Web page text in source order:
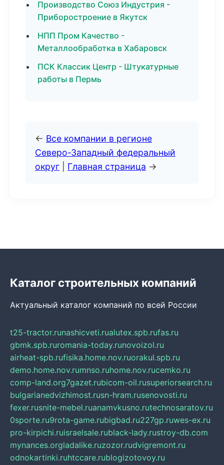
Производство Союз Индустрия -
Приборостроение в Якутск
НПП Пром Качество -
Металлообработка в Хабаровск
ПСК Классик Центр - Штукатурные
работы в Пермь
← Все компании в регионе
Северо-Западный федеральный
округ
Главная страница →
Каталог строительных компаний
Актуальный каталог компаний по всей России
t25-tractor.runashicveti.rualutex.spb.rufas.ru
gbmk.spb.ruromania-today.runovoizol.ru
airheat-spb.rufisika.home.nov.ruorakul.spb.ru
demo.home.nov.rumnso.ruhome.nov.rucemko.ru
comp-land.org7gazet.rubicom-oil.rusuperiorsearch.ru
bulgarianedvizhimost.rusn-hram.rusenovosti.ru
fexer.rusnite-mebel.ruanamvkusno.rutechnosaratov.ru
0sporte.ru9rota-game.rubigbad.ru227gp.ruwes-ex.ru
pro-kirpichi.ruisraelsale.rublack-lady.rustroy-db.com
mynances.orgladalike.ruzozor.rudvigremont.ru
odnokartinki.ruhtccare.rublogizotovoy.ru